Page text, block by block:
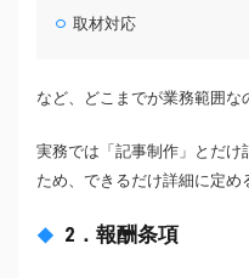
取材対応
など、どこまでが業務範囲な
実務では「記事制作」とだ
ため、できるだけ詳細に定め
2．報酬条項